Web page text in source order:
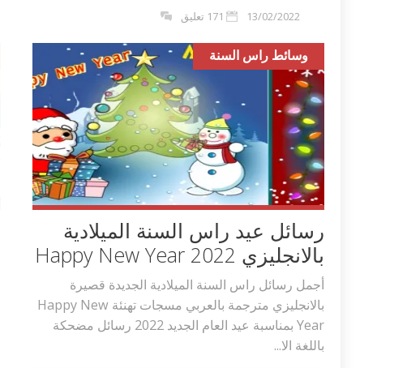
13/02/2022 171 تعليق
وسائط راس السنة
رسائل عيد راس السنة الميلادية
بالانجليزي 2022 Happy New Year
أجمل رسائل راس السنة الميلادية الجديدة قصيرة
بالانجليزي مترجمة بالعربي مسجات تهنئة Happy New
Year بمناسبة عيد العام الجديد 2022 رسائل مضحكة
باللغة الا...
طريقة تحضير حلاوة المولد النبوي مع
وصفات بالفيديو والصور...
اكلات عيد الاضحى 2023 وصفات طبخ